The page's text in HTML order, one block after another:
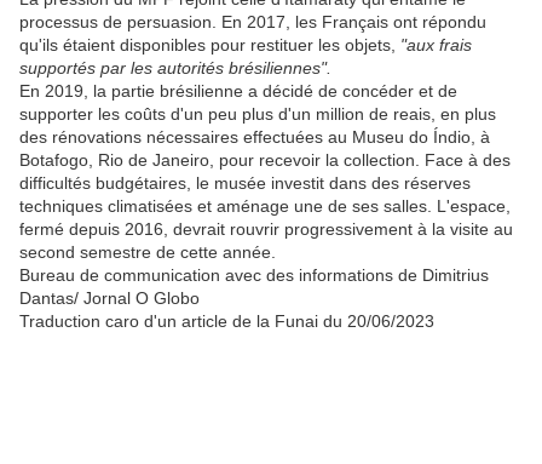
processus de persuasion. En 2017, les Français ont répondu
qu'ils étaient disponibles pour restituer les objets, "aux frais
supportés par les autorités brésiliennes".
En 2019, la partie brésilienne a décidé de concéder et de
supporter les coûts d'un peu plus d'un million de reais, en plus
des rénovations nécessaires effectuées au Museu do Índio, à
Botafogo, Rio de Janeiro, pour recevoir la collection. Face à des
difficultés budgétaires, le musée investit dans des réserves
techniques climatisées et aménage une de ses salles. L'espace,
fermé depuis 2016, devrait rouvrir progressivement à la visite au
second semestre de cette année.
Bureau de communication avec des informations de Dimitrius
Dantas/ Jornal O Globo
Traduction caro d'un article de la Funai du 20/06/2023